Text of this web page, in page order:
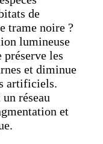
de
trame noire ?
lumineuse
préserve les
et diminue
artificiels.
réseau
et